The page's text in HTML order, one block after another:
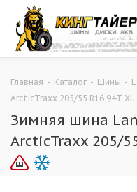
Главная - Каталог - Шины -
ArcticTraxx 205/55 R16 94T XL
Зимняя шина
ArcticTraxx 205/